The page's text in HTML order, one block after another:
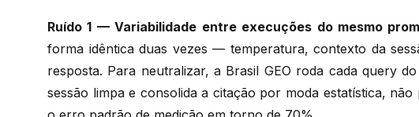
Ruído 1 — Variabilidade entre execuções do mesmo
forma idêntica duas vezes — temperatura, contexto da
resposta. Para neutralizar, a Brasil GEO roda cada query
sessão limpa e consolida a citação por moda estatística,